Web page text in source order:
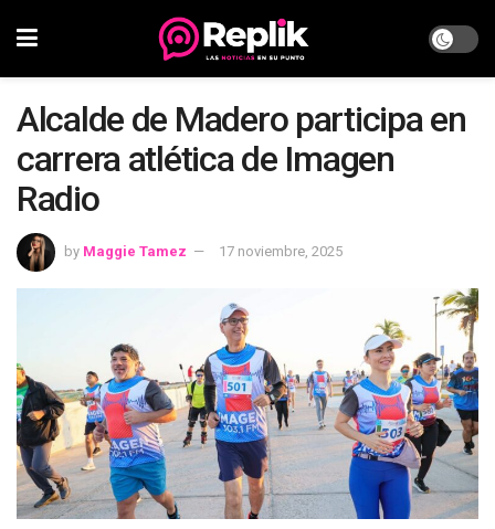
Alcalde de Madero participa en
carrera atlética de Imagen
Radio
by Maggie Tamez 17 noviembre, 2025